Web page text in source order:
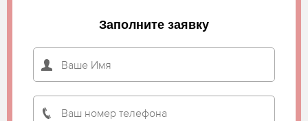
Заполните заявку